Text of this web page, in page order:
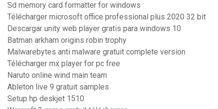
Sd memory card formatter for windows
Télécharger microsoft office professional plus 2020 32 bit
Descargar unity web player gratis para windows 10
Batman arkham origins robin trophy
Malwarebytes anti malware gratuit complete version
Télécharger mx player for pc free
Naruto online wind main team
Ableton live 9 gratuit samples
Setup hp deskjet 1510